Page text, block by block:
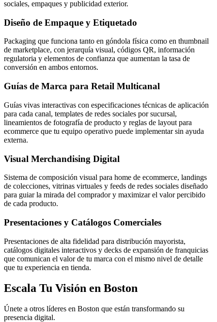
sociales, empaques y publicidad exterior.
Diseño de Empaque y Etiquetado
Packaging que funciona tanto en góndola física como en thumbnail
de marketplace, con jerarquía visual, códigos QR, información
regulatoria y elementos de confianza que aumentan la tasa de
conversión en ambos entornos.
Guías de Marca para Retail Multicanal
Guías vivas interactivas con especificaciones técnicas de aplicación
para cada canal, templates de redes sociales por sucursal,
lineamientos de fotografía de producto y reglas de layout para
ecommerce que tu equipo operativo puede implementar sin ayuda
externa.
Visual Merchandising Digital
Sistema de composición visual para home de ecommerce, landings
de colecciones, vitrinas virtuales y feeds de redes sociales diseñado
para guiar la mirada del comprador y maximizar el valor percibido
de cada producto.
Presentaciones y Catálogos Comerciales
Presentaciones de alta fidelidad para distribución mayorista,
catálogos digitales interactivos y decks de expansión de franquicias
que comunican el valor de tu marca con el mismo nivel de detalle
que tu experiencia en tienda.
Escala Tu Visión en Boston
Únete a otros líderes en Boston que están transformando su
presencia digital.